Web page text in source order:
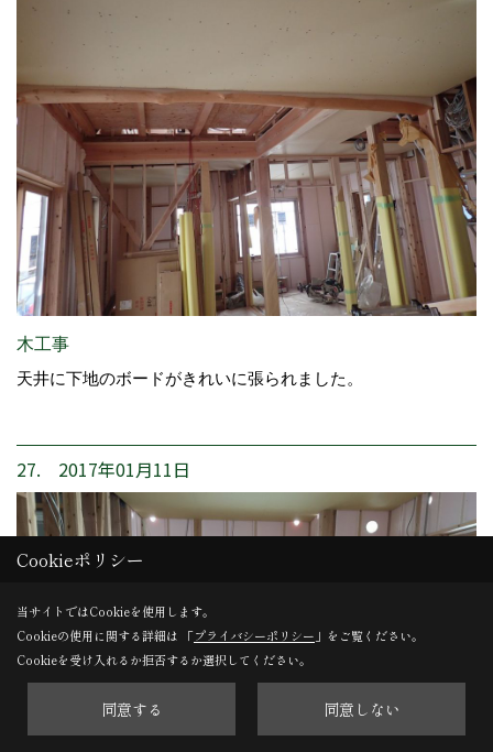
木工事
天井に下地のボードがきれいに張られました。
27. 2017年01月11日
Cookieポリシー
当サイトではCookieを使用します。
Cookieの使用に関する詳細は 「プライバシーポリシー 」をご覧ください。
Cookieを受け入れるか拒否するか選択してください。
同意する 同意しない